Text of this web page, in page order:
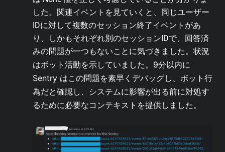
した。関連イベントを見ていくと、同じユーザー
IDに対して複数のセッション終了イベントがあ
り、しかもそれぞれ別のセッションIDで、回答済
みの問題が一つもないことに気づきました。状況
はボット活動を示していました。 9分以内に
Sentry はこの問題を素早くデバッグし、ボット行
為だと確認し、システムに影響が出る前に対処す
るために必要なコンテキストを提供しました。